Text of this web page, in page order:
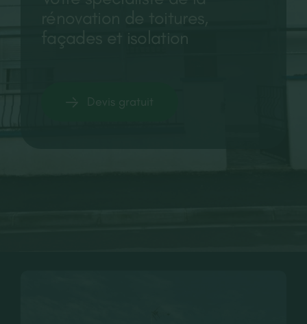
rénovation de toitures,
façades et isolation
Devis gratuit